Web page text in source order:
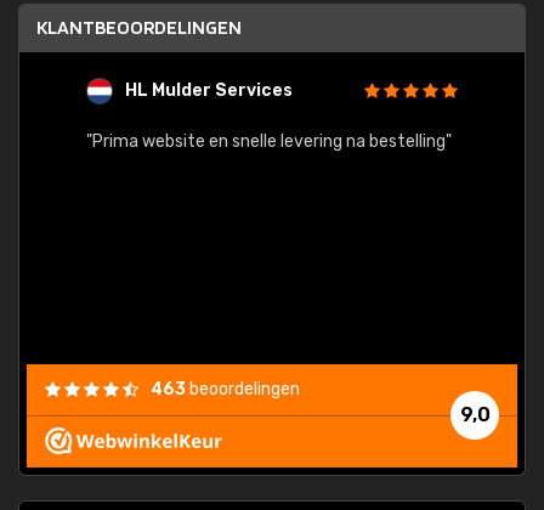
KLANTBEOORDELINGEN
HL Mulder Services
"Prima website en snelle levering na bestelling"
9,0
463 beoordelingen